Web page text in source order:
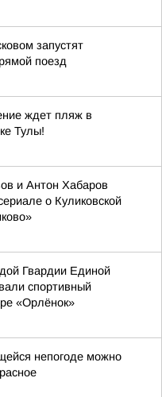
запустят
поезд
ждет пляж в
Тулы!
и Антон Хабаров
о Куликовской
Гвардии Единой
спортивный
«Орлёнок»
непогоде можно